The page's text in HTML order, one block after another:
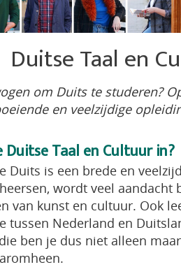
Duitse Taal en
om Duits te studeren?
en veelzijdige
Taal en Cultuur in?
Duits is een brede en
wordt veel aandacht
van kunst en cultuur. Ook
tussen Nederland en
ben je dus niet alleen